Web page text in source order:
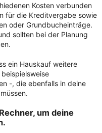
Kosten verbunden
für die Kreditvergabe sowie
oder Grundbucheinträge.
sollten bei der Planung
ein Hauskauf weitere
-, die ebenfalls in deine
um deine